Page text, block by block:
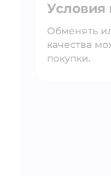
Условия
Обменять
качества
покупки.